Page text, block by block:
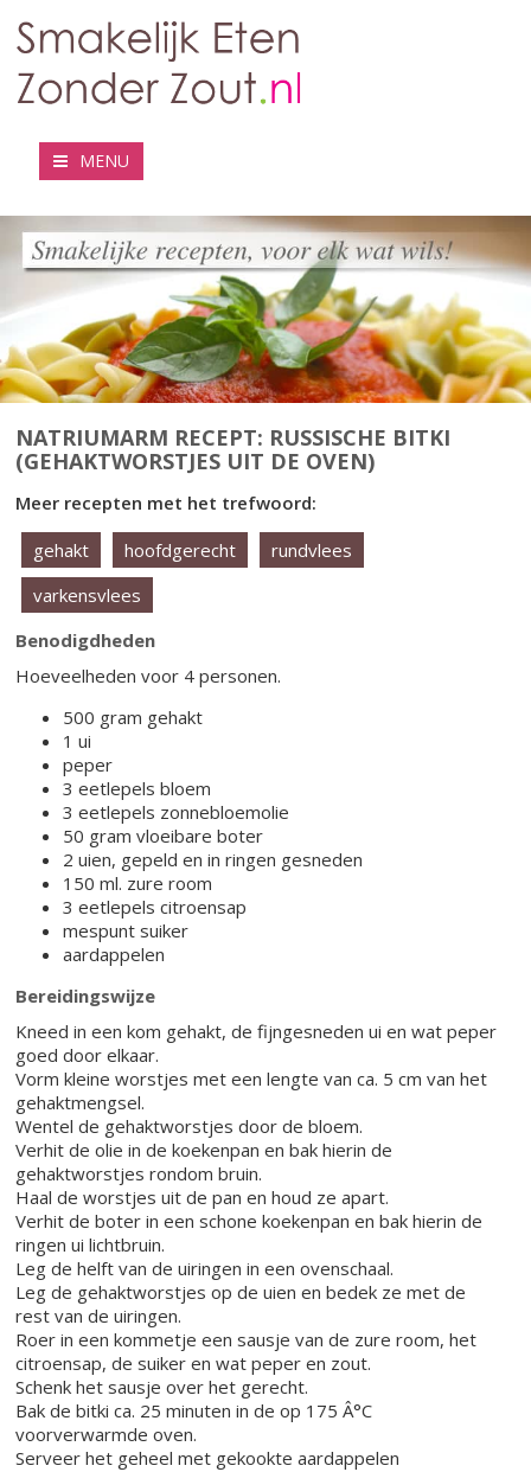
MENU
NATRIUMARM RECEPT: RUSSISCHE BITKI
(GEHAKTWORSTJES UIT DE OVEN)
Meer recepten met het trefwoord:
gehakt
hoofdgerecht
rundvlees
varkensvlees
Benodigdheden
Hoeveelheden voor 4 personen.
500 gram gehakt
1 ui
peper
3 eetlepels bloem
3 eetlepels zonnebloemolie
50 gram vloeibare boter
2 uien, gepeld en in ringen gesneden
150 ml. zure room
3 eetlepels citroensap
mespunt suiker
aardappelen
Bereidingswijze
Kneed in een kom gehakt, de fijngesneden ui en wat peper
goed door elkaar.
Vorm kleine worstjes met een lengte van ca. 5 cm van het
gehaktmengsel.
Wentel de gehaktworstjes door de bloem.
Verhit de olie in de koekenpan en bak hierin de
gehaktworstjes rondom bruin.
Haal de worstjes uit de pan en houd ze apart.
Verhit de boter in een schone koekenpan en bak hierin de
ringen ui lichtbruin.
Leg de helft van de uiringen in een ovenschaal.
Leg de gehaktworstjes op de uien en bedek ze met de
rest van de uiringen.
Roer in een kommetje een sausje van de zure room, het
citroensap, de suiker en wat peper en zout.
Schenk het sausje over het gerecht.
Bak de bitki ca. 25 minuten in de op 175 Â°C
voorverwarmde oven.
Serveer het geheel met gekookte aardappelen